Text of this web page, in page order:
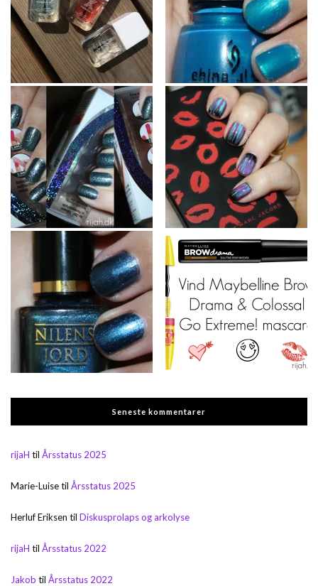
Seneste kommentarer
rijaH til Årsstatus 2025
Marie-Luisetil Årsstatus 2025
Herluf Eriksen til Diskusprolaps og arkolyse
rijaH til Årsstatus 2022
Jakob til Årsstatus 2022